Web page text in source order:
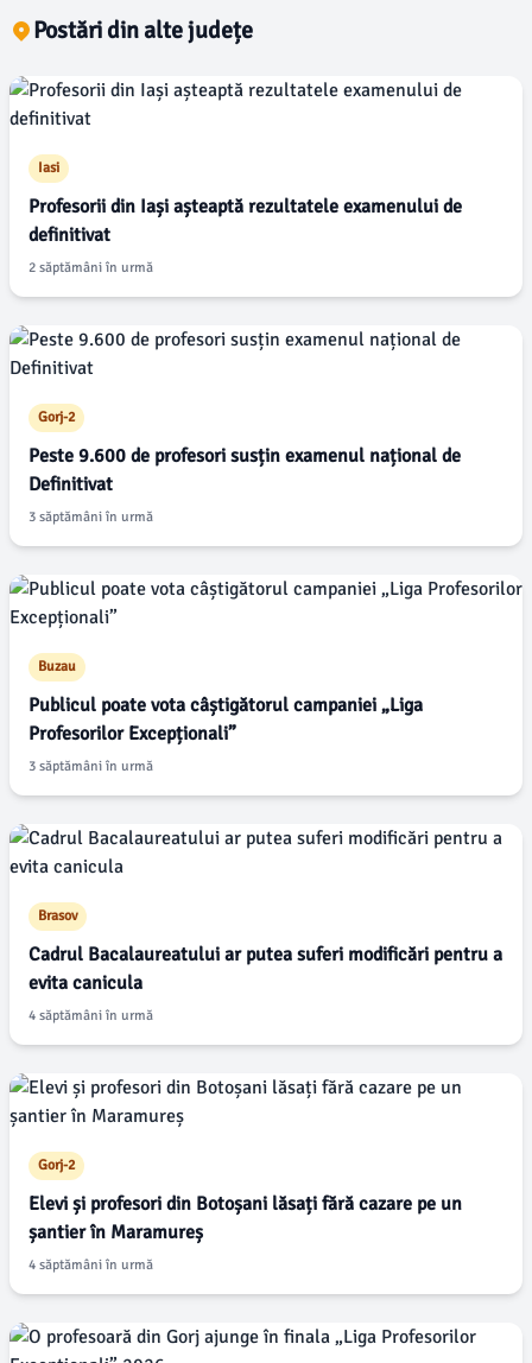
Postări din alte județe
Iasi
Profesorii din Iași așteaptă rezultatele examenului de
definitivat
2 săptămâni în urmă
Gorj-2
Peste 9.600 de profesori susțin examenul național de
Definitivat
3 săptămâni în urmă
Buzau
Publicul poate vota câștigătorul campaniei „Liga
Profesorilor Excepționali”
3 săptămâni în urmă
Brasov
Cadrul Bacalaureatului ar putea suferi modificări pentru a
evita canicula
4 săptămâni în urmă
Gorj-2
Elevi și profesori din Botoșani lăsați fără cazare pe un
șantier în Maramureș
4 săptămâni în urmă